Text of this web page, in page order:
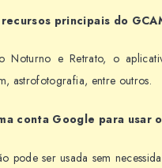
principais do
Noturno e Retrato, o
astrofotografia, entre outros.
conta Google para usar
pode ser usada sem